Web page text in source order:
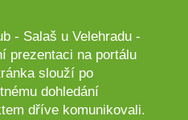
- Salaš u Velehradu -
prezentaci na portálu
slouží po
dohledání
dříve komunikovali.